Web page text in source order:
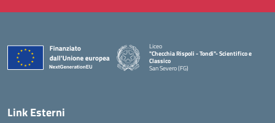
Liceo
"Checchia Rispoli - Tondi"- Scientifico e
Classico
San Severo (FG)
Link Esterni